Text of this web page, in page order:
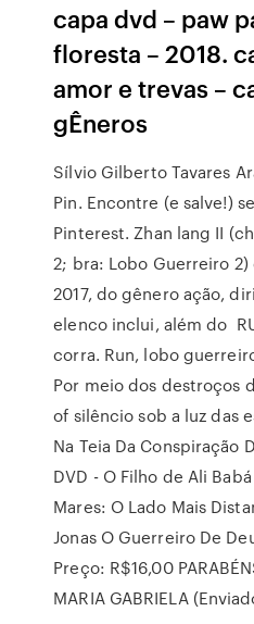
capa dvd – paw
floresta – 2018.
amor e trevas –
gÊneros
Sílvio Gilberto Tavares
Pin. Encontre (e salve!)
Pinterest. Zhan lang II
2; bra: Lobo Guerreiro
2017, do gênero ação,
elenco inclui, além do
corra. Run, lobo
Por meio dos destroços
of silêncio sob a luz das
Na Teia Da Conspiração
DVD - O Filho de Ali
Mares: O Lado Mais
Jonas O Guerreiro De
Preço: R$16,00
MARIA GABRIELA